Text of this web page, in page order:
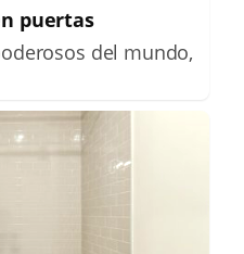
puertas
del mundo,